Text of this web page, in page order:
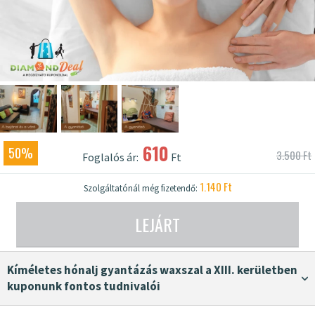
50% Foglalós ár: 610 Ft 3.500 Ft
Szolgáltatónál még fizetendő: 1.140 Ft
LEJÁRT
Kíméletes hónalj gyantázás waxszal a XIII. kerületben
kuponunk fontos tudnivalói